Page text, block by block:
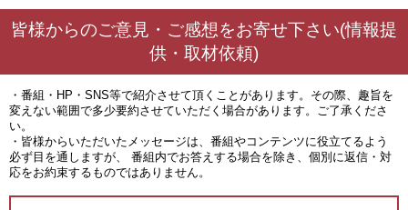
皆様からのご意見・ご感想をお寄せ下さい(情報提
供・取材依頼)
・番組・HP・SNS等で紹介させて頂くことがあります。その際、趣旨を
変えない範囲で多少要約させていただく場合があります。ご了承くださ
い。
・皆様からいただいたメッセージは、番組やコンテンツに役立てるよう
必ず目を通しますが、 番組内でお答えする場合を除き、個別に返信・対
応をお約束するものではありません。